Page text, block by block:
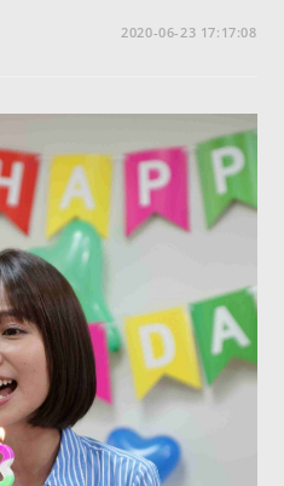
2020-06-23 17:17:08